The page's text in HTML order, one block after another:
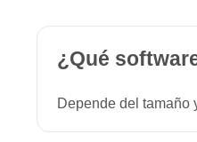
¿Qué
Depende del tamaño